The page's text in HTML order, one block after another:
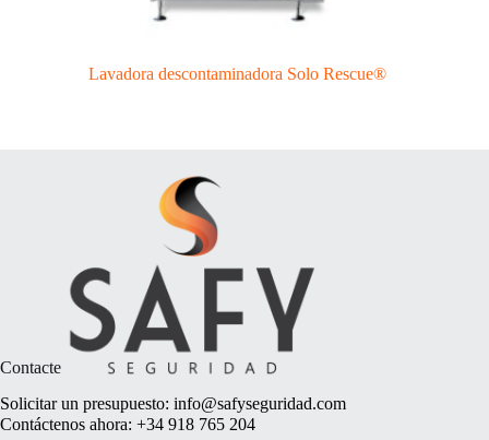
Lavadora descontaminadora Solo Rescue®
Contacte
Solicitar un presupuesto: info@safyseguridad.com
Contáctenos ahora: +34 918 765 204